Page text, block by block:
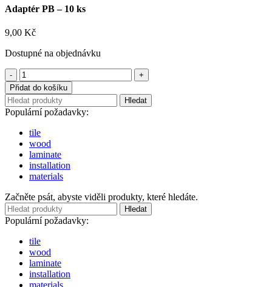
Adaptér PB – 10 ks
9,00 Kč
Dostupné na objednávku
Adaptér
PB
-
10
ks
množství
Přidat do košíku
Hledat
Populární požadavky:
tile
wood
laminate
installation
materials
Začněte psát, abyste viděli produkty, které hledáte.
Hledat
Populární požadavky:
tile
wood
laminate
installation